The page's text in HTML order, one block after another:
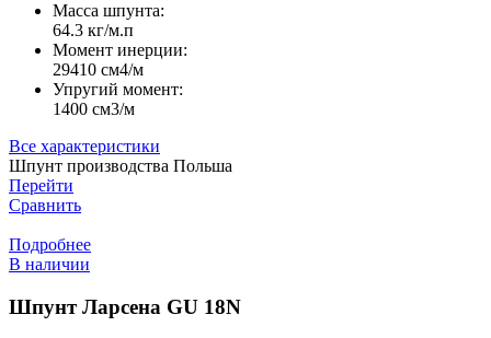
Масса шпунта:
64.3 кг/м.п
Момент инерции:
29410 cм4/м
Упругий момент:
1400 cм3/м
Все характеристики
Шпунт производства Польша
Перейти
Сравнить
Подробнее
В наличии
Шпунт Ларсена GU 18N